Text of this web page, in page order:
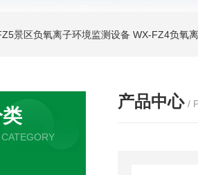
景区负氧离子环境监测设备 WX-FZ4负氧
产品中心 /